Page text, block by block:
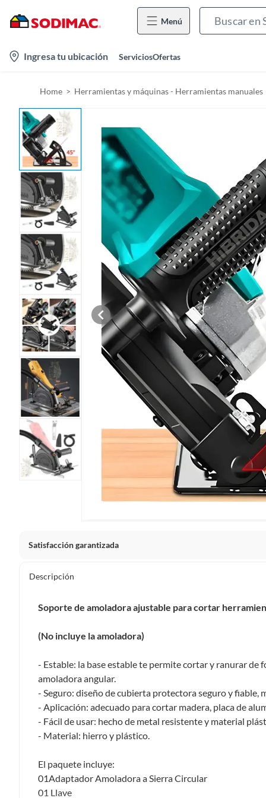
Menú
Ingresa tu ubicación ServiciosOfertas
Home Herramientas y máquinas - Herramientas manuales
Satisfacción garantizada
primeros 30 días desde que lo recibes.
sellos originales.
Esto aplica para la mayoría de nuestros productos, sin
devolver ni cambiar. Conoce cuáles son:
No tienen devolución o cambio si cambias de opinión
Alimentos y bebidas.
Productos digitales (descarga inmediata).
Productos hechos o cortados a medida.
Pinturas color a pedido.
Descripción
Soporte de amoladora ajustable para cortar
(No incluye la amoladora)
- Estable: la base estable te permite cortar y ranurar de
amoladora angular.
- Seguro: diseño de cubierta protectora seguro y fiable,
- Aplicación: adecuado para cortar madera, placa de
- Fácil de usar: hecho de metal resistente y material
- Material: hierro y plástico.
El paquete incluye:
01Adaptador Amoladora a Sierra Circular
01 Llave